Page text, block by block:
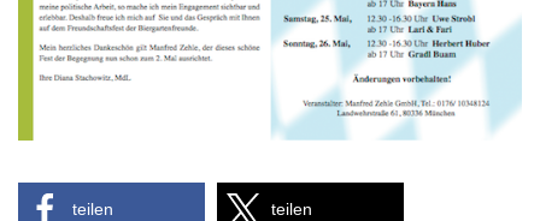
teilen teilen